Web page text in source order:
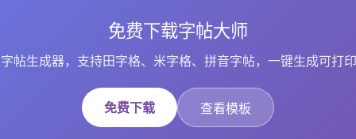
免费下载字帖大师
帖生成器，支持田字格、米字格、拼音字帖，一键生成可打
免费下载 查看模板